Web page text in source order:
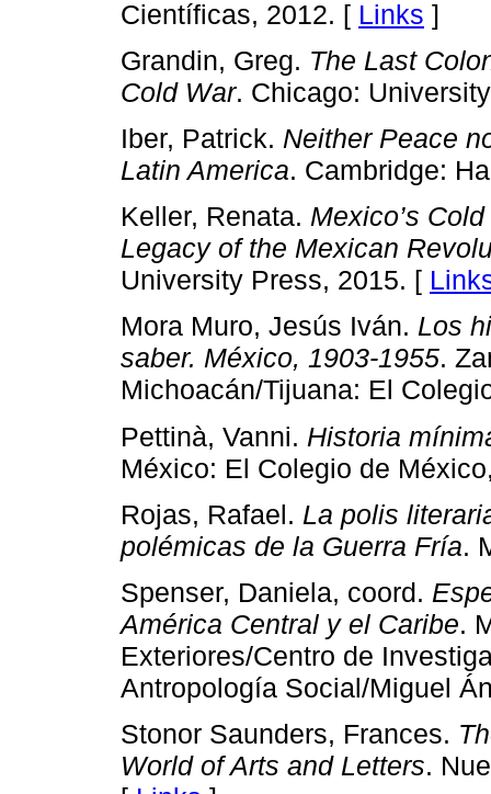
Científicas, 2012. [ Links ]
Grandin, Greg. The Last
Cold War. Chicago:
Iber, Patrick. Neither Peace
Latin America. Cambridge:
Keller, Renata. Mexico’s
Legacy of the Mexican
University Press, 2015. [
Mora Muro, Jesús Iván. Los
saber. México, 1903-1955.
Michoacán/Tijuana: El
Pettinà, Vanni. Historia
México: El Colegio de
Rojas, Rafael. La polis
polémicas de la Guerra Fría.
Spenser, Daniela, coord.
América Central y el Caribe.
Exteriores/Centro de
Antropología Social/Miguel
Stonor Saunders, Frances.
World of Arts and Letters.